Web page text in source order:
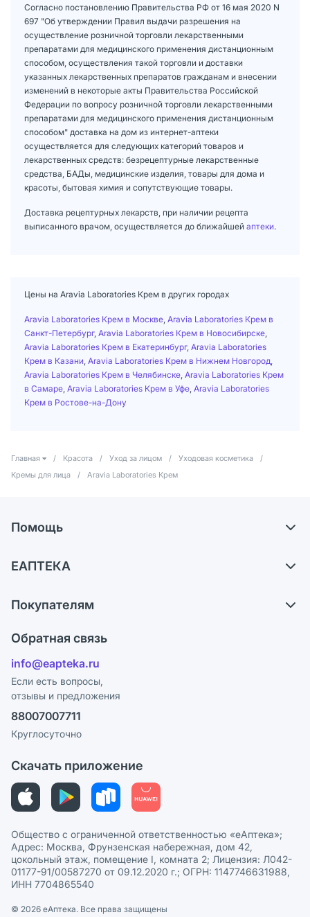
Согласно постановлению Правительства РФ от 16 мая 2020 N
697 "Об утверждении Правил выдачи разрешения на
осуществление розничной торговли лекарственными
препаратами для медицинского применения дистанционным
способом, осуществления такой торговли и доставки
указанных лекарственных препаратов гражданам и внесении
изменений в некоторые акты Правительства Российской
Федерации по вопросу розничной торговли лекарственными
препаратами для медицинского применения дистанционным
способом" доставка на дом из интернет-аптеки
осуществляется для следующих категорий товаров и
лекарственных средств: безрецептурные лекарственные
средства, БАДы, медицинские изделия, товары для дома и
красоты, бытовая химия и сопутствующие товары.
Доставка рецептурных лекарств, при наличии рецепта
выписанного врачом, осуществляется до ближайшей аптеки.
Цены на Aravia Laboratories Крем в других городах
Aravia Laboratories Крем в Москве Aravia Laboratories Крем в
Санкт-Петербург, Aravia Laboratories Крем в Новосибирске
Aravia Laboratories Крем в Екатеринбург, Aravia Laboratories
Крем в Казани Aravia Laboratories Крем в Нижнем Новгород
Aravia Laboratories Крем в Челябинске Aravia Laboratories Крем
в Самаре Aravia Laboratories Крем в Уфе Aravia Laboratories
Крем в Ростове-на-Дону
Главная / Красота / Уход за лицом / Уходовая косметика
/
Кремы для лица
/ Aravia Laboratories Крем
Помощь
Самовывоз из аптек
Ответы на вопросы
Блог
ЕАПТЕКА
Карьера
Поставщики
Лицензия
Реклама на сайте
Ваши товары на ЕАПТЕКЕ
Покупателям
Программа СберСпасибо
Политика конфиденциальности
Пользовательское соглашение
Политика рекомендаций
Этика и соответствие
Политика в отношении обработки персональных данных
Обратная связь
info@eapteka.ru
Если есть вопросы,
отзывы и предложения
88007007711
Круглосуточно
Скачать приложение
Общество с ограниченной ответственностью «еАптека»;
Адрес: Москва, Фрунзенская набережная, дом 42,
цокольный этаж, помещение I, комната 2; Лицензия: Л042-
01177-91/00587270 от 09.12.2020 г.; ОГРН: 1147746631988,
ИНН 7704865540
© 2026 eАптека. Все права защищены